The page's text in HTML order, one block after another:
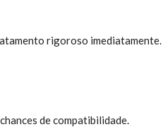
rigoroso imediatamente.
de compatibilidade.